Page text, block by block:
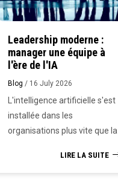
Leadership moderne :
manager une équipe à
l'ère de l'IA
Blog / 16 July 2026
L'intelligence artificielle s'est
installée dans les
organisations plus vite que la
eu le temps de s'y préparer.
LIRE LA SUITE